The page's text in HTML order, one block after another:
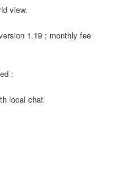
view.
1.19 ; monthly fee
:
local chat